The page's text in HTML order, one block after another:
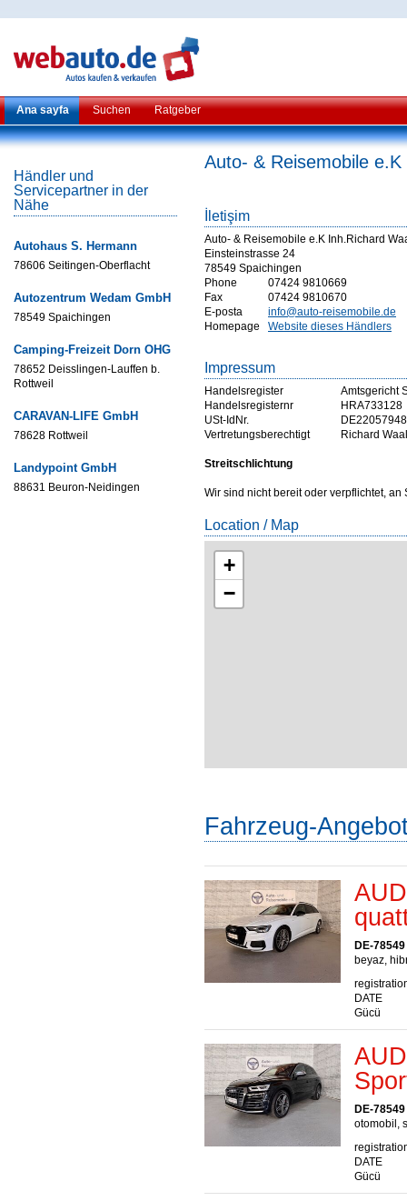
Ana sayfa Suchen Ratgeber
Händler und
Servicepartner in der
Nähe
Autohaus S. Hermann
78606 Seitingen-Oberflacht
Autozentrum Wedam GmbH
78549 Spaichingen
Camping-Freizeit Dorn OHG
78652 Deisslingen-Lauffen b.
Rottweil
CARAVAN-LIFE GmbH
78628 Rottweil
Landypoint GmbH
88631 Beuron-Neidingen
Auto- & Reisemobile
İletişim
Auto- & Reisemobile e.K Inh.Richard
Einsteinstrasse 24
78549 Spaichingen
Phone
07424 9810669
Fax
07424 9810670
E-posta
info@auto-reisemobile.de
Homepage
Website dieses Händlers
Impressum
Handelsregister
Amtsgericht
Handelsregisternr
HRA733128
USt-IdNr.
Vertretungsberechtigt
Richard Waal
Streitschlichtung
Wir sind nicht bereit oder verpflichtet,
Location / Map
+
−
Fahrzeug-
DE-
beyaz,
DATE
Gücü
DE-
otomobil,
DATE
Gücü